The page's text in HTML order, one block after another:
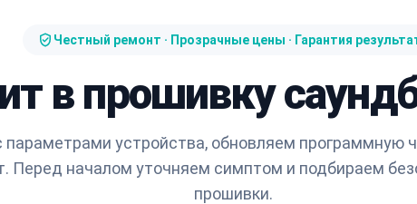
Честный ремонт · Прозрачные цены · Гарантия
в прошивку
параметрами устройства, обновляем программную
Перед началом уточняем симптом и подбираем
прошивки.